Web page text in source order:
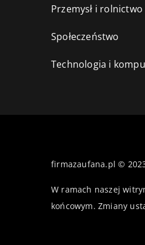
Przemysł i rolnictwo
Społeczeństwo
Technologia i
firmazaufana.pl ©
W ramach naszej
końcowym. Zmiany